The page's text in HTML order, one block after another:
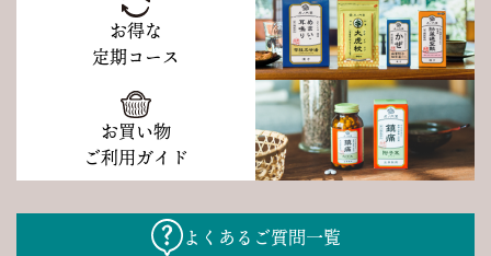
お得な
定期コース
お買い物
ご利用ガイド
よくあるご質問一覧